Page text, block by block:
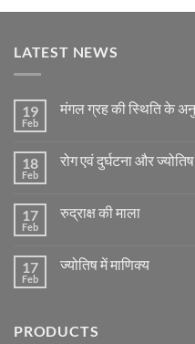
LATEST NEWS
19
Feb
मंगल ग्रह की स्थिति के
मंगल
के
अनुसार
विचार
18
Feb
रोग एवं दुर्घटना और ज्योतिष
रोग
ज्योतिष
17
Feb
रुद्राक्ष की माला
रुद्राक्ष
17
Feb
ज्योतिष में माणिक्य
में
PRODUCTS